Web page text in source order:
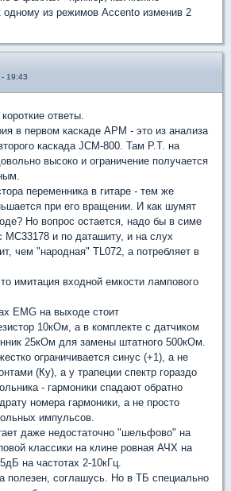
одному из режимов Accento изменив 2
- 19:43
ответы.
в первом каскаде АРМ - это из анализа
каскада JCM-800. Там Р.Т. на
высоко и ограничение получается
переменника в гитаре - тем же
при его вращении. И как шумят
Но вопрос остается, надо бы в симе
МС33178 и по даташиту, и на слух
чем "народная" TL072, а потребляет в
имитация входной емкости лампового
EMG на выходе стоит
10кОм, а в комплекте с датчиком
25кОм для замены штатного 500кОм.
ограничивается синус (+1), а не
(Ку), а у трапеции спектр гораздо
- гармоники спадают обратно
номера гармоники, а не просто
импульсов.
даже недостаточно "шельфово" на
классики на клине ровная АЧХ на
на частотах 2-10кГц.
полезен, соглашусь. Но в ТБ специально